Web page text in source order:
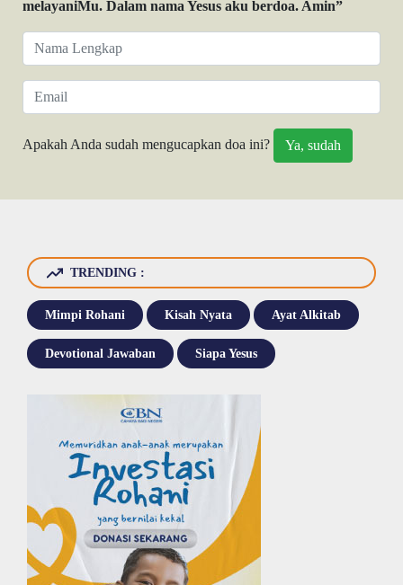
melayaniMu. Dalam nama Yesus aku berdoa. Amin”
Apakah Anda sudah mengucapkan doa ini?
TRENDING :
Mimpi Rohani Kisah Nyata Ayat Alkitab
Devotional Jawaban Siapa Yesus